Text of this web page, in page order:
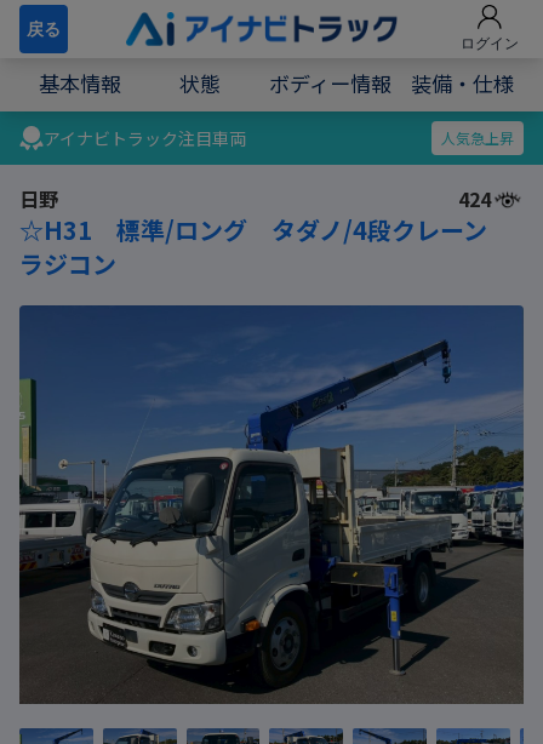
戻る
ログイン
基本情報 状態 ボディー情報 装備・仕様
アイナビトラック注目車両 人気急上昇
日野 424
☆H31 標準/ロング タダノ/4段クレーン
ラジコン